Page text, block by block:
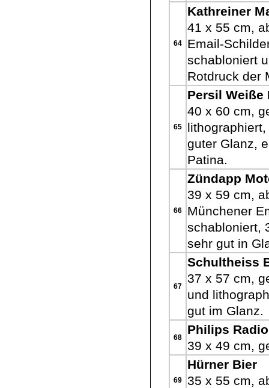
64
Kathreiner
41 x 55 cm,
Email-
schabloniert
Rotdruck der
65
Persil Weiße
40 x 60 cm,
guter Glanz,
Patina.
66
Zündapp
39 x 59 cm,
Münchener
schabloniert,
sehr gut in
67
Schultheiss
37 x 57 cm,
und
gut im Glanz.
68
Philips Radio
39 x 49 cm,
69
Hürner Bier
35 x 55 cm,